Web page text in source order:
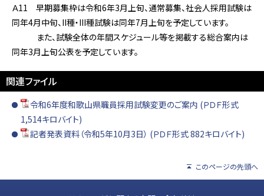
Ａ11 早期募集枠は令和6年3月上旬、通常募集、社会人採用試験は
同年4月中旬、II種・III種試験は同年7月上旬を予定しています。
また、試験全体の年間スケジュール等を掲載する総合案内は
同年3月上旬公表を予定しています。
関連ファイル
令和6年度和歌山県職員採用試験変更のご案内 (ＰＤＦ形式
1,514キロバイト)
記者発表資料（令和5年10月3日） (ＰＤＦ形式 882キロバイト)
このページの先頭へ